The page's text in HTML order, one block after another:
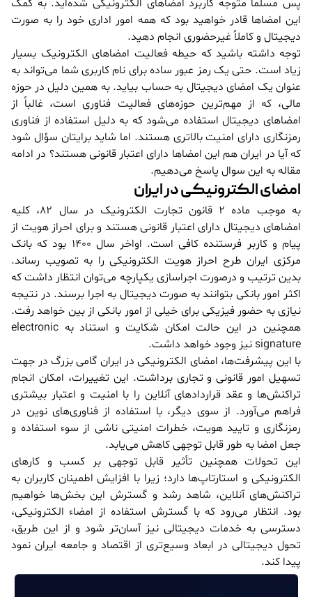
پس مسلماً متوجه کاربرد امضاهای الکترونیکی شده‌اید. به کمک
این امضاها قادر خواهید بود که همه امور اداری خود را به صورت
دیجیتال و کاملاً غیرحضوری انجام دهید.
توجه داشته باشید که حیطه فعالیت امضاهای الکترونیک بسیار
زیاد است. حتی یک رمز عبور ساده برای نام کاربری شما می‌تواند به
عنوان یک امضای دیجیتال به حساب بیاید. به همین دلیل در حوزه
مالی، که از مهم‌ترین حوزه‌های فعالیت فناوری است، غالباً از
امضاهای دیجیتال استفاده می‌شود که به دلیل استفاده از فناوری
رمزنگاری دارای امنیت بالاتری هستند. اما شاید برایتان سؤال شود
که آیا در ایران هم این امضاها دارای اعتبار قانونی هستند؟ در ادامه
مقاله به این سوال پاسخ می‌دهیم.
امضای الکترونیکی در ایران
به موجب ماده 2 قانون تجارت الکترونیک در سال 82، کلیه
امضاهای دیجیتال دارای اعتبار قانونی هستند و برای احراز هویت از
پیام و کاربر فرستنده کافی است. اواخر سال 1400 بود که بانک
مرکزی ایران طرح احراز هویت الکترونیکی را به تصویب رساند.
بدین ترتیب و درصورت اجراسازی یکپارچه می‌توان انتظار داشت که
اکثر امور بانکی بتوانند به صورت دیجیتال به اجرا برسند. در نتیجه
نیازی به حضور فیزیکی برای خیلی از امور بانکی از بین خواهد رفت.
همچنین در این حالت امکان شکایت و استناد به electronic
signature نیز وجود خواهد داشت.
با این پیشرفت‌ها، امضای الکترونیکی در ایران گامی بزرگ در جهت
تسهیل امور قانونی و تجاری برداشت. این تغییرات، امکان انجام
تراکنش‌ها و عقد قراردادهای آنلاین را با امنیت و اعتبار بیشتری
فراهم می‌آورد. از سوی دیگر، با استفاده از فناوری‌های نوین در
رمزنگاری و تایید هویت، خطرات امنیتی ناشی از سوء استفاده و
جعل امضا به طور قابل توجهی کاهش می‌یابد.
این تحولات همچنین تأثیر قابل توجهی بر کسب و کارهای
الکترونیکی و استارتاپ‌ها دارد؛ زیرا با افزایش اطمینان کاربران به
تراکنش‌های آنلاین، شاهد رشد و گسترش این بخش‌ها خواهیم
بود. انتظار می‌رود که با گسترش استفاده از امضاء الکترونیکی،
دسترسی به خدمات دیجیتالی نیز آسان‌تر شود و از این طریق،
تحول دیجیتالی در ابعاد وسیع‌تری از اقتصاد و جامعه ایران نمود
پیدا کند.